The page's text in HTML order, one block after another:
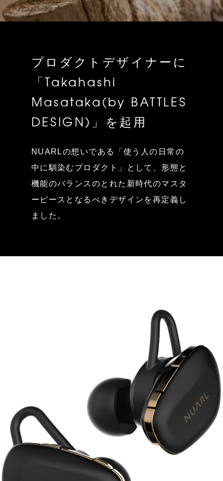
プロダクトデザイナーに
「Takahashi
Masataka(by BATTLES
DESIGN)」を起用
NUARLの想いである「使う人の日常の
中に馴染むプロダクト」として、形態と
機能のバランスのとれた新時代のマスタ
ーピースとなるべきデザインを再定義し
ました。